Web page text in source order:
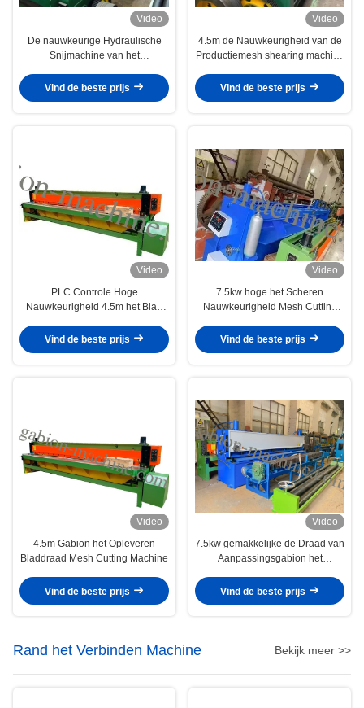
Video
De nauwkeurige Hydraulische
Snijmachine van het
5.0mm Maximum Diameter
Vind de beste prijs
Video
4.5m de Nauwkeurigheid van de
Productiemesh shearing machine
Vind de beste prijs
Video
PLC Controle Hoge
Nauwkeurigheid 4.5m het Blad
shearing gabion
Vind de beste prijs
Video
7.5kw hoge het Scheren
Nauwkeurigheid Mesh Cutting
Mesh Sheet
Vind de beste prijs
Video
4.5m Gabion het Opleveren
Bladdraad Mesh Cutting Machine
Vind de beste prijs
Video
7.5kw gemakkelijke de Draad van
Aanpassingsgabion het
geringe geluidssterkte
Vind de beste prijs
Rand het Verbinden Machine Bekijk meer >>